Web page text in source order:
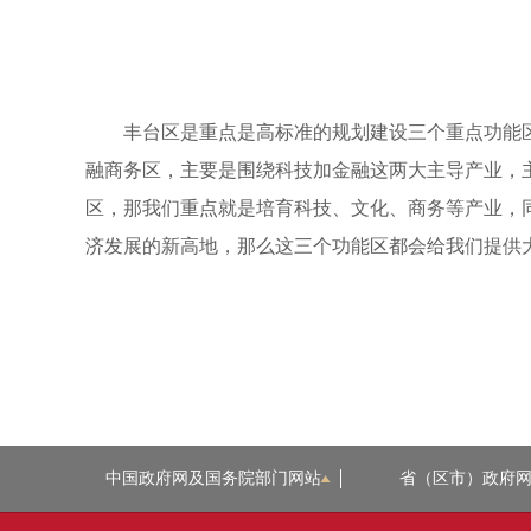
丰台区是重点是高标准的规划建设三个重点功
融商务区，主要是围绕科技加金融这两大主导产业
区，那我们重点就是培育科技、文化、商务等产业
济发展的新高地，那么这三个功能区都会给我们提供
中国政府网及国务院部门网站 省（区市）政府